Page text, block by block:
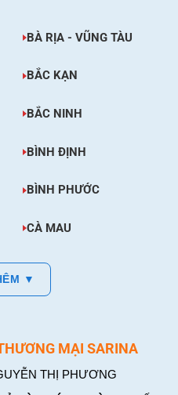
BÀ RỊA - VŨNG TÀU
BẮC KẠN
BẮC NINH
BÌNH ĐỊNH
BÌNH PHƯỚC
CÀ MAU
▼
MẠI SARINA
THỊ PHƯƠNG